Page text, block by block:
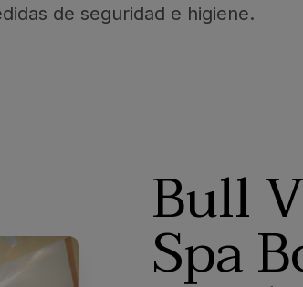
de seguridad e higiene.
Bull
Spa